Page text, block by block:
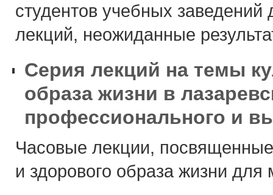
студентов учебных
лекций, неожиданные
Серия лекций на темы
образа жизни в
профессионального и
Часовые лекции, посвященные
и здорового образа жизни